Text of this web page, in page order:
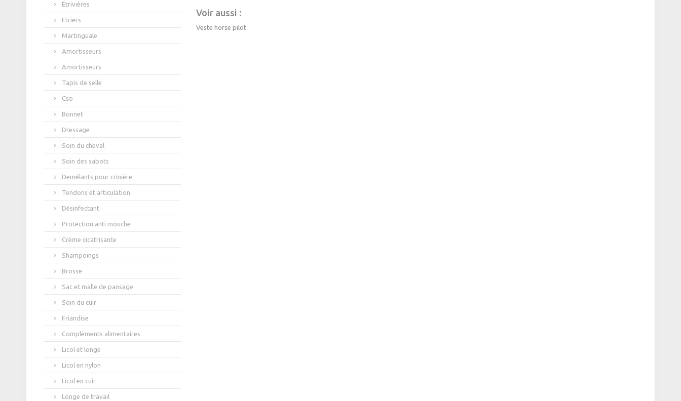
Voir aussi :
Veste horse pilot
Étrivières
Etriers
Martinguale
Amortisseurs
Amortisseurs
Tapis de selle
Cso
Bonnet
Dressage
Soin du cheval
Soin des sabots
Demélants pour crinière
Tendons et articulation
Désinfectant
Protection anti mouche
Crème cicatrisante
Shampoings
Brosse
Sac et malle de pansage
Soin du cuir
Friandise
Compléments alimentaires
Licol et longe
Licol en nylon
Licol en cuir
Longe de travail